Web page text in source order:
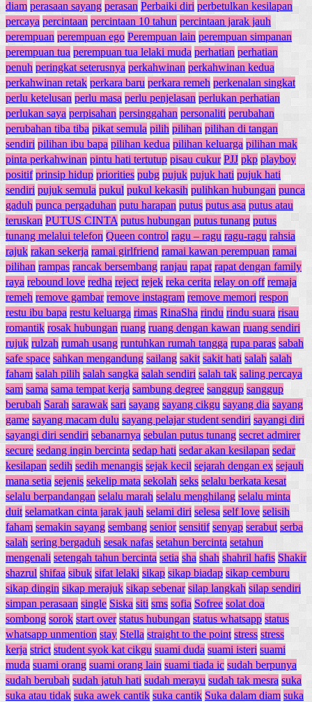
diam perasaan sayang perasan Perbaiki diri perbetulkan kesilapan
percaya percintaan percintaan 10 tahun percintaan jarak jauh
perempuan perempuan ego Perempuan lain perempuan simpanan
perempuan tua perempuan tua lelaki muda perhatian perhatian
penuh peringkat seterusnya perkahwinan perkahwinan kedua
perkahwinan retak perkara baru perkara remeh perkenalan singkat
perlu ketelusan perlu masa perlu penjelasan perlukan perhatian
perlukan saya perpisahan persinggahan personaliti perubahan
perubahan tiba tiba pikat semula pilih pilihan pilihan di tangan
sendiri pilihan ibu bapa pilihan kedua pilihan keluarga pilihan mak
pinta perkahwinan pintu hati tertutup pisau cukur PJJ pkp playboy
positif prinsip hidup priorities pubg pujuk pujuk hati pujuk hati
sendiri pujuk semula pukul pukul kekasih pulihkan hubungan punca
gaduh punca pergaduhan putu harapan putus putus asa putus atau
teruskan PUTUS CINTA putus hubungan putus tunang putus
tunang melalui telefon Queen control ragu – ragu ragu-ragu rahsia
rajuk rakan sekerja ramai girlfriend ramai kawan perempuan ramai
pilihan rampas rancak bersembang ranjau rapat rapat dengan family
raya rebound love redha reject rejek reka cerita relay on off remaja
remeh remove gambar remove instagram remove memori respon
restu ibu bapa restu keluarga rimas RinaSha rindu rindu suara risau
romantik rosak hubungan ruang ruang dengan kawan ruang sendiri
rujuk rulzah rumah usang runtuhkan rumah tangga rupa paras sabah
safe space sahkan mengandung sailang sakit sakit hati salah salah
faham salah pilih salah sangka salah sendiri salah tak saling percaya
sam sama sama tempat kerja sambung degree sanggup sanggup
berubah Sarah sarawak sari sayang sayang cikgu sayang dia sayang
game sayang macam dulu sayang pelajar student sendiri sayangi diri
sayangi diri sendiri sebanarnya sebulan putus tunang secret admirer
secure sedang ingin bercinta sedap hati sedar akan kesilapan sedar
kesilapan sedih sedih menangis sejak kecil sejarah dengan ex sejauh
mana setia sejenis sekelip mata sekolah seks selalu berkata kesat
selalu berpandangan selalu marah selalu menghilang selalu minta
duit selamatkan cinta jarak jauh selami diri selesa self love selisih
faham semakin sayang sembang senior sensitif senyap serabut serba
salah sering bergaduh sesak nafas setahun bercinta setahun
mengenali setengah tahun bercinta setia sha shah shahril hafis Shakir
shazrul shifaa sibuk sifat lelaki sikap sikap biadap sikap cemburu
sikap dingin sikap merajuk sikap sebenar silap langkah silap sendiri
simpan perasaan single Siska siti sms sofia Sofree solat doa
sombong sorok start over status hubungan status whatsapp status
whatsapp unmention stay Stella straight to the point stress stress
kerja strict student syok kat cikgu suami duda suami isteri suami
muda suami orang suami orang lain suami tiada ic sudah berpunya
sudah berubah sudah jatuh hati sudah merayu sudah tak mesra suka
suka atau tidak suka awek cantik suka cantik Suka dalam diam suka